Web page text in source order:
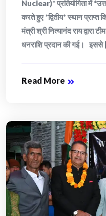
Nuclear)* प्रतियोगिता में
करते हुए *द्वितीय* स्थान प्राप्त
मंत्री श्री नित्यानंद राय द्वारा
धनराशि प्रदान की गई। इससे
Read More